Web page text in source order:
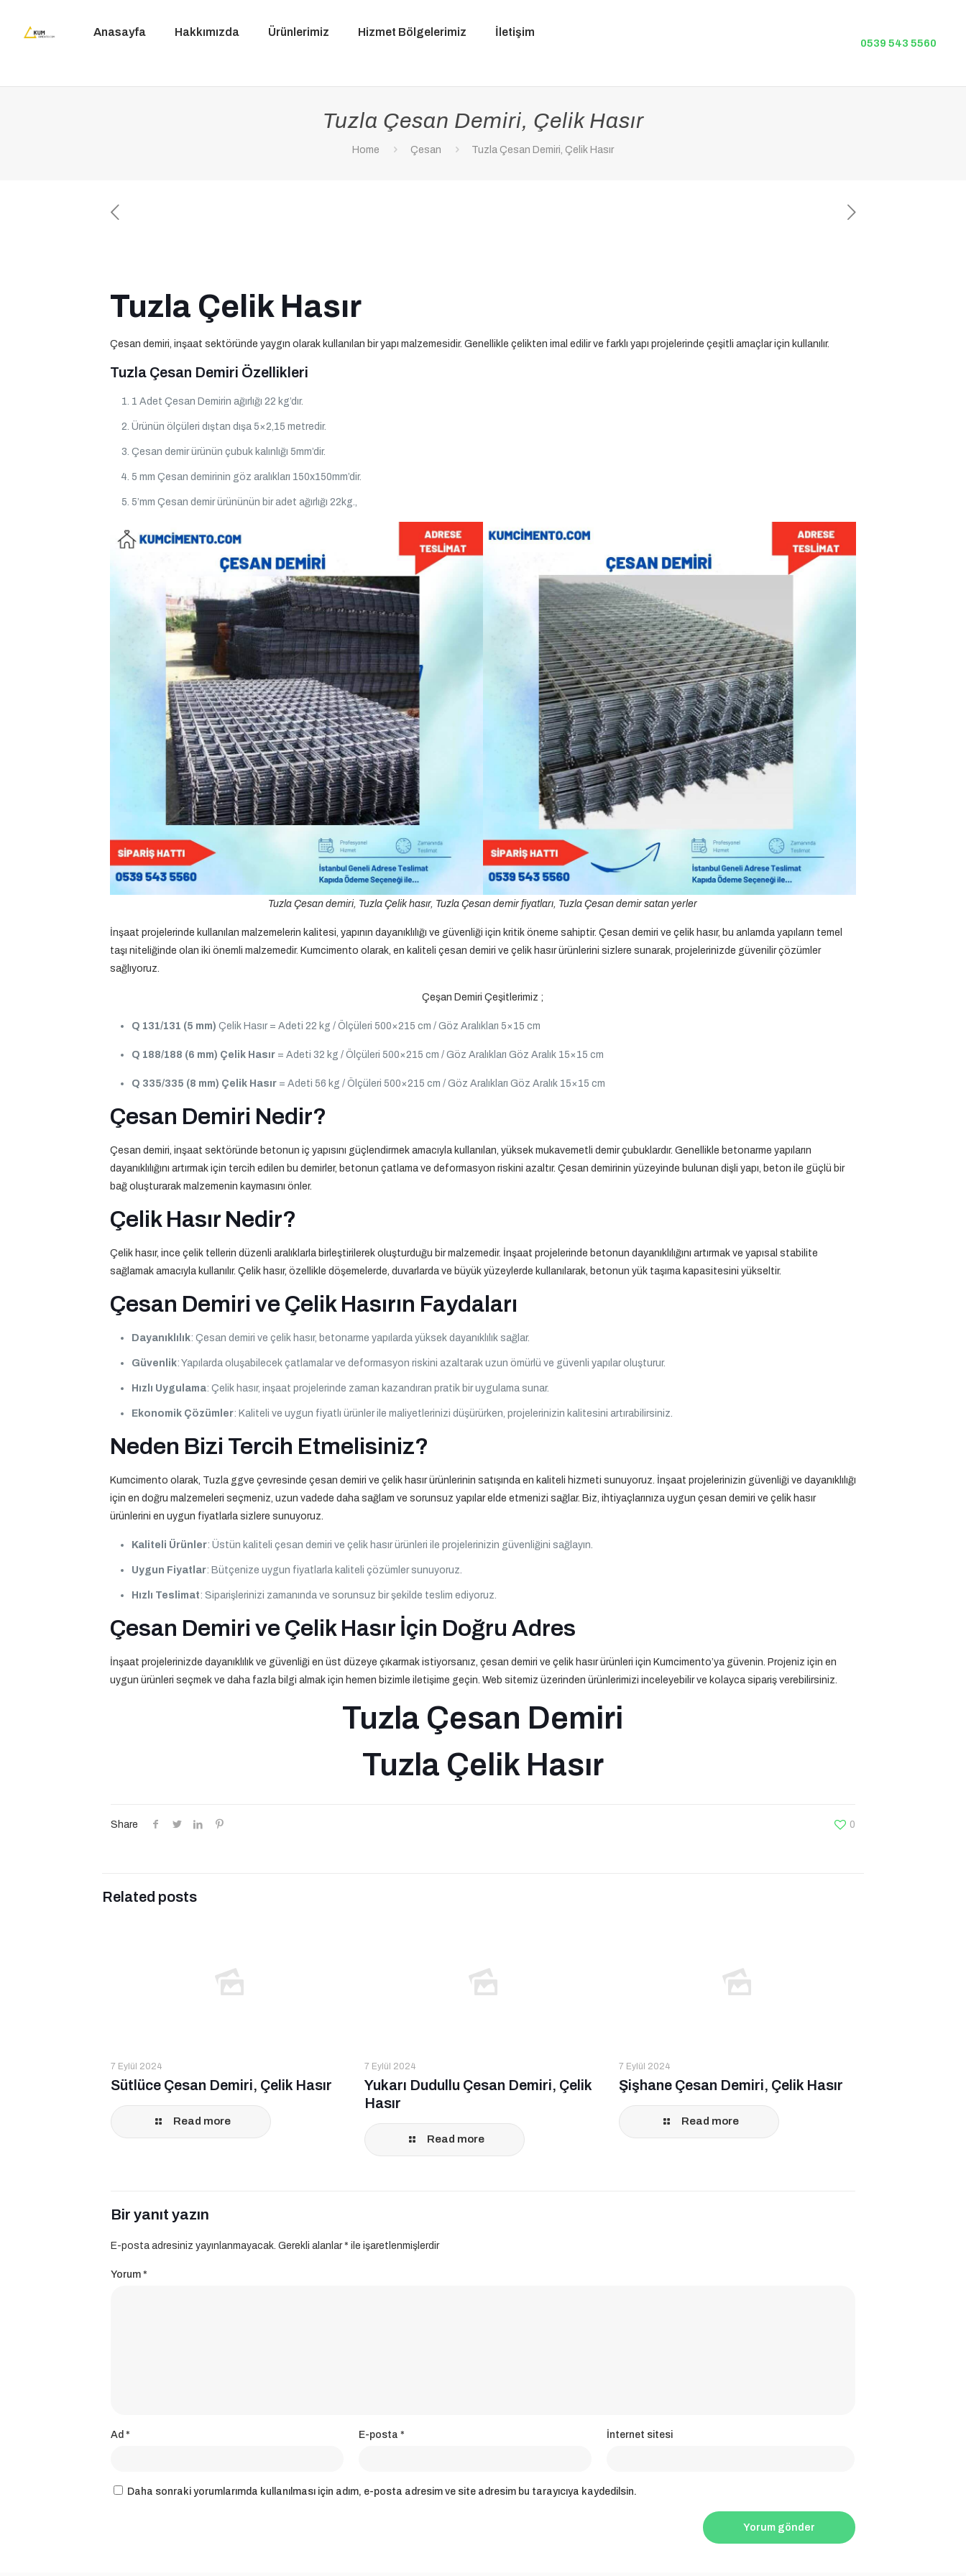
Anasayfa Hakkımızda Ürünlerimiz Hizmet Bölgelerimiz İletişim
0539 543 5560
Tuzla Çesan Demiri, Çelik Hasır
Home Çesan Tuzla Çesan Demiri, Çelik Hasır
Tuzla Çelik Hasır
Çesan demiri, inşaat sektöründe yaygın olarak kullanılan bir yapı malzemesidir. Genellikle çelikten imal edilir ve farklı yapı projelerinde çeşitli amaçlar için kullanılır.
Tuzla Çesan Demiri Özellikleri
1 Adet Çesan Demirin ağırlığı 22 kg’dır.
Ürünün ölçüleri dıştan dışa 5×2,15 metredir.
Çesan demir ürünün çubuk kalınlığı 5mm’dir.
5 mm Çesan demirinin göz aralıkları 150x150mm’dir.
5’mm Çesan demir ürününün bir adet ağırlığı 22kg.,
Tuzla Çesan demiri, Tuzla Çelik hasır, Tuzla Çesan demir fiyatları, Tuzla Çesan demir satan yerler
İnşaat projelerinde kullanılan malzemelerin kalitesi, yapının dayanıklılığı ve güvenliği için kritik öneme sahiptir. Çesan demiri ve çelik hasır, bu anlamda yapıların temel
taşı niteliğinde olan iki önemli malzemedir. Kumcimento olarak, en kaliteli çesan demiri ve çelik hasır ürünlerini sizlere sunarak, projelerinizde güvenilir çözümler
sağlıyoruz.
Çeşan Demiri Çeşitlerimiz ;
Q 131/131 (5 mm) Çelik Hasır = Adeti 22 kg / Ölçüleri 500×215 cm / Göz Aralıkları 5×15 cm
Q 188/188 (6 mm) Çelik Hasır= Adeti 32 kg / Ölçüleri 500×215 cm / Göz Aralıkları Göz Aralık 15×15 cm
Q 335/335 (8 mm) Çelik Hasır= Adeti 56 kg / Ölçüleri 500×215 cm / Göz Aralıkları Göz Aralık 15×15 cm
Çesan Demiri Nedir?
Çesan demiri, inşaat sektöründe betonun iç yapısını güçlendirmek amacıyla kullanılan, yüksek mukavemetli demir çubuklardır. Genellikle betonarme yapıların
dayanıklılığını artırmak için tercih edilen bu demirler, betonun çatlama ve deformasyon riskini azaltır. Çesan demirinin yüzeyinde bulunan dişli yapı, beton ile güçlü bir
bağ oluşturarak malzemenin kaymasını önler.
Çelik Hasır Nedir?
Çelik hasır, ince çelik tellerin düzenli aralıklarla birleştirilerek oluşturduğu bir malzemedir. İnşaat projelerinde betonun dayanıklılığını artırmak ve yapısal stabilite
sağlamak amacıyla kullanılır. Çelik hasır, özellikle döşemelerde, duvarlarda ve büyük yüzeylerde kullanılarak, betonun yük taşıma kapasitesini yükseltir.
Çesan Demiri ve Çelik Hasırın Faydaları
Dayanıklılık: Çesan demiri ve çelik hasır, betonarme yapılarda yüksek dayanıklılık sağlar.
Güvenlik: Yapılarda oluşabilecek çatlamalar ve deformasyon riskini azaltarak uzun ömürlü ve güvenli yapılar oluşturur.
Hızlı Uygulama: Çelik hasır, inşaat projelerinde zaman kazandıran pratik bir uygulama sunar.
Ekonomik Çözümler: Kaliteli ve uygun fiyatlı ürünler ile maliyetlerinizi düşürürken, projelerinizin kalitesini artırabilirsiniz.
Neden Bizi Tercih Etmelisiniz?
Kumcimento olarak, Tuzla ggve çevresinde çesan demiri ve çelik hasır ürünlerinin satışında en kaliteli hizmeti sunuyoruz. İnşaat projelerinizin güvenliği ve dayanıklılığı
için en doğru malzemeleri seçmeniz, uzun vadede daha sağlam ve sorunsuz yapılar elde etmenizi sağlar. Biz, ihtiyaçlarınıza uygun çesan demiri ve çelik hasır
ürünlerini en uygun fiyatlarla sizlere sunuyoruz.
Kaliteli Ürünler: Üstün kaliteli çesan demiri ve çelik hasır ürünleri ile projelerinizin güvenliğini sağlayın.
Uygun Fiyatlar: Bütçenize uygun fiyatlarla kaliteli çözümler sunuyoruz.
Hızlı Teslimat: Siparişlerinizi zamanında ve sorunsuz bir şekilde teslim ediyoruz.
Çesan Demiri ve Çelik Hasır İçin Doğru Adres
İnşaat projelerinizde dayanıklılık ve güvenliği en üst düzeye çıkarmak istiyorsanız, çesan demiri ve çelik hasır ürünleri için Kumcimento’ya güvenin. Projeniz için en
uygun ürünleri seçmek ve daha fazla bilgi almak için hemen bizimle iletişime geçin. Web sitemiz üzerinden ürünlerimizi inceleyebilir ve kolayca sipariş verebilirsiniz.
Tuzla Çesan Demiri
Tuzla Çelik Hasır
Share 0
Related posts
7 Eylül 2024
Sütlüce Çesan Demiri, Çelik Hasır
Read more
7 Eylül 2024
Yukarı Dudullu Çesan Demiri, Çelik
Hasır
Read more
7 Eylül 2024
Şişhane Çesan Demiri, Çelik Hasır
Read more
Bir yanıt yazın
E-posta adresiniz yayınlanmayacak. Gerekli alanlar* ile işaretlenmişlerdir
Yorum *
Ad * E-posta * İnternet sitesi
Daha sonraki yorumlarımda kullanılması için adım, e-posta adresim ve site adresim bu tarayıcıya kaydedilsin.